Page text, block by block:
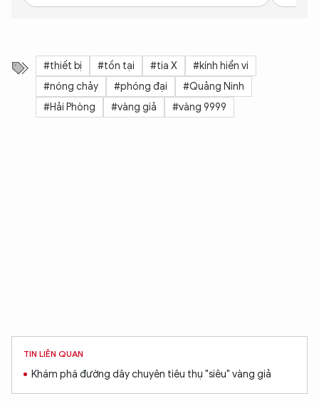
#thiết bị #tồn tại #tia X
#kính hiển vi
#nóng chảy
#phóng đại
#Quảng Ninh
#Hải Phòng
#vàng giả #vàng 9999
TIN LIÊN QUAN
Khám phá đường dây chuyên tiêu thụ "siêu" vàng giả
XIN CHÀO,
TÔI LÀ CHATBOT CỦA